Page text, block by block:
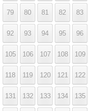
79 80 81 82 83
92 93 94 95 96
105 106 107 108 109
118 119 120 121 122
131 132 133 134 135